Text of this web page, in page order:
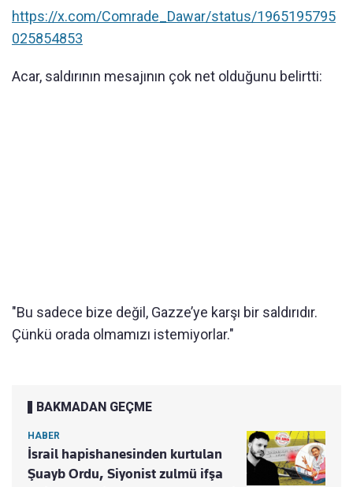
https://x.com/Comrade_Dawar/status/1965195795
025854853
Acar, saldırının mesajının çok net olduğunu belirtti:
"Bu sadece bize değil, Gazze’ye karşı bir saldırıdır.
Çünkü orada olmamızı istemiyorlar."
BAKMADAN GEÇME
HABER
İsrail hapishanesinden kurtulan
Şuayb Ordu, Siyonist zulmü ifşa